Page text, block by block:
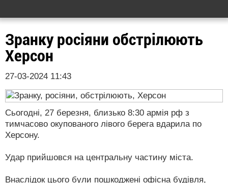
Зранку росіяни обстрілюють
Херсон
27-03-2024 11:43
Сьогодні, 27 березня, близько 8:30 армія рф з
тимчасово окупованого лівого берега вдарила по
Херсону.
Удар прийшовся на центральну частину міста.
Внаслідок цього були пошкоджені офісна будівля,